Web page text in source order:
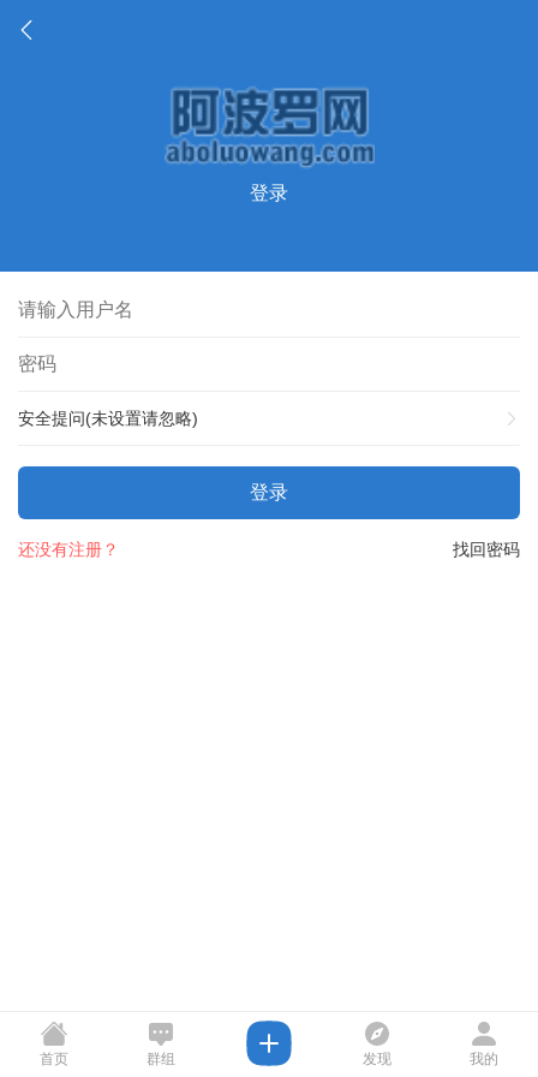
登录
安全提问(未设置请忽略)
登录
找回密码
还没有注册？
首页 群组 发现 我的